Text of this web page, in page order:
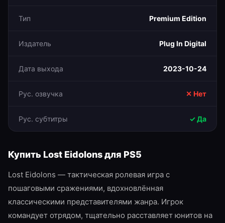
Тип Premium Edition
Издатель Plug In Digital
Дата выхода 2023-10-24
Рус. озвучка ✕ Нет
Рус. субтитры ✓ Да
Купить Lost Eidolonsдля PS5
Lost Eidolons — тактическая ролевая игра с
пошаговыми сражениями, вдохновлённая
классическими представителями жанра. Игрок
командует отрядом, тщательно расставляет юнитов на